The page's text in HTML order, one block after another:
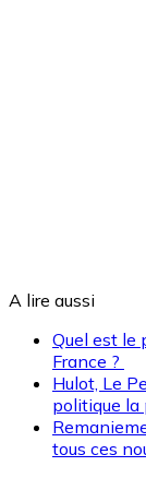
A lire aussi
Quel est le
France ?
Hulot, Le
politique la
tous ces